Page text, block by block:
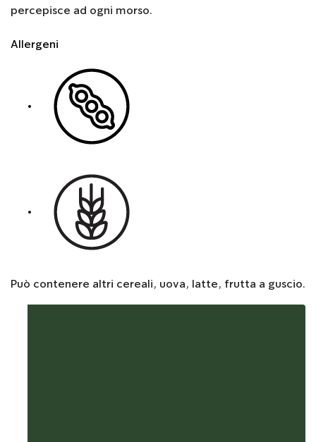
percepisce ad ogni morso.
Allergeni
Può contenere altri cereali, uova, latte, frutta a guscio.